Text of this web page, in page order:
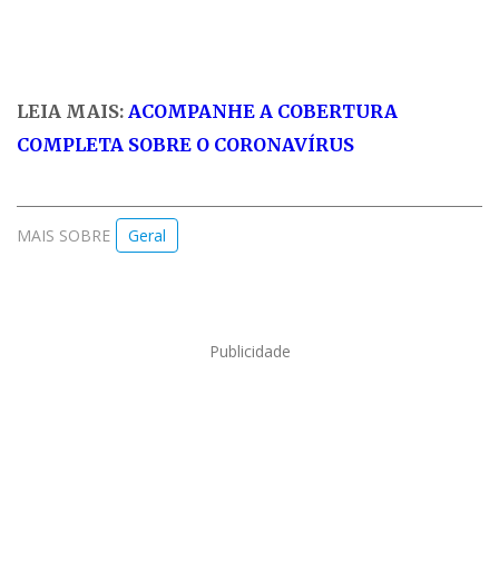
LEIA MAIS: ACOMPANHE A COBERTURA
COMPLETA SOBRE O CORONAVÍRUS
MAIS SOBRE Geral
Publicidade